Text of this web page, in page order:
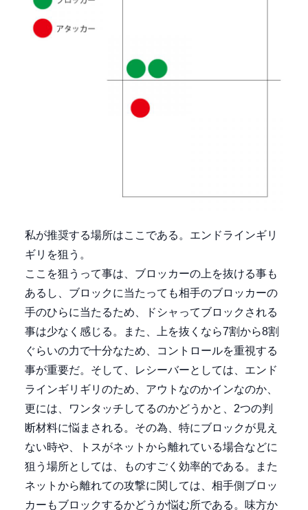
私が推奨する場所はここである。エンドラインギリ
ギリを狙う。
ここを狙うって事は、ブロッカーの上を抜ける事も
あるし、ブロックに当たっても相手のブロッカーの
手のひらに当たるため、ドシャってブロックされる
事は少なく感じる。また、上を抜くなら7割から8割
ぐらいの力で十分なため、コントロールを重視する
事が重要だ。そして、レシーバーとしては、エンド
ラインギリギリのため、アウトなのかインなのか、
更には、ワンタッチしてるのかどうかと、2つの判
断材料に悩まされる。その為、特にブロックが見え
ない時や、トスがネットから離れている場合などに
狙う場所としては、ものすごく効率的である。また
ネットから離れての攻撃に関しては、相手側ブロッ
カーもブロックするかどうか悩む所である。味方か